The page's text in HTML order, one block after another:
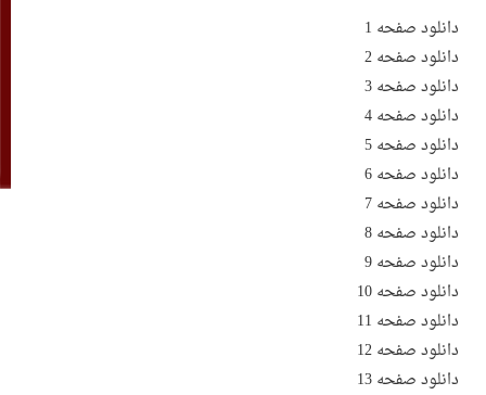
دانلود صفحه 1
دانلود صفحه 2
دانلود صفحه 3
دانلود صفحه 4
دانلود صفحه 5
دانلود صفحه 6
دانلود صفحه 7
دانلود صفحه 8
دانلود صفحه 9
دانلود صفحه 10
دانلود صفحه 11
دانلود صفحه 12
دانلود صفحه 13